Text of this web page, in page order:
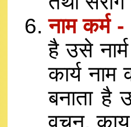
नाम कर्म -
है उसे
कार्य
बनाता है
वचन,